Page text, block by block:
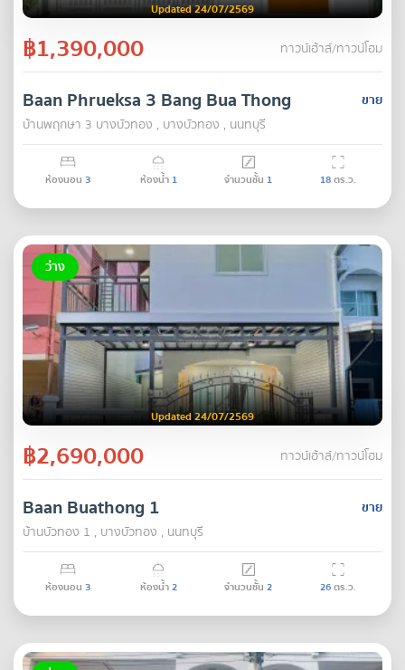
Updated 24/07/2569
฿1,390,000 ทาวน์เฮ้าส์/ทาวน์โฮม
ขาย
Baan Phrueksa 3 Bang Bua Thong
บ้านพฤกษา 3 บางบัวทอง , บางบัวทอง , นนทบุรี
ห้องนอน 3 ห้องน้ำ 1 จำนวนชั้น 1 18ตร.ว.
ว่าง
Updated 24/07/2569
฿2,690,000 ทาวน์เฮ้าส์/ทาวน์โฮม
ขาย
Baan Buathong 1
บ้านบัวทอง 1 , บางบัวทอง , นนทบุรี
ห้องนอน 3 ห้องน้ำ2 จำนวนชั้น 2 26ตร.ว.